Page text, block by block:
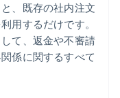
、既存の社内注文
用するだけです。
て、返金や不審請
係に関するすべて